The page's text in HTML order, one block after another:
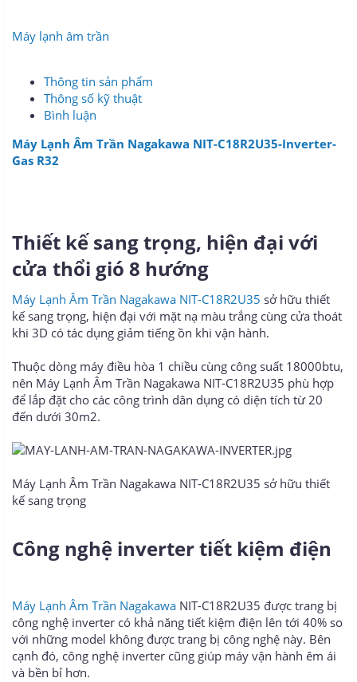
Máy lạnh âm trần
Thông tin sản phẩm
Thông số kỹ thuật
Bình luận
Máy Lạnh Âm Trần Nagakawa NIT-C18R2U35-Inverter-
Gas R32
Thiết kế sang trọng, hiện đại với
cửa thổi gió 8 hướng
Máy Lạnh Âm Trần Nagakawa NIT-C18R2U35 sở hữu thiết
kế sang trọng, hiện đại với mặt nạ màu trắng cùng cửa thoát
khi 3D có tác dụng giảm tiếng ồn khi vận hành.
Thuộc dòng máy điều hòa 1 chiều cùng công suất 18000btu,
nên Máy Lạnh Âm Trần Nagakawa NIT-C18R2U35 phù hợp
để lắp đặt cho các công trình dân dụng có diện tích từ 20
đến dưới 30m2.
Máy Lạnh Âm Trần Nagakawa NIT-C18R2U35 sở hữu thiết
kế sang trọng
Công nghệ inverter tiết kiệm điện
Máy Lạnh Âm Trần Nagakawa NIT-C18R2U35 được trang bị
công nghệ inverter có khả năng tiết kiệm điện lên tới 40% so
với những model không được trang bị công nghệ này. Bên
cạnh đó, công nghệ inverter cũng giúp máy vận hành êm ái
và bền bỉ hơn.